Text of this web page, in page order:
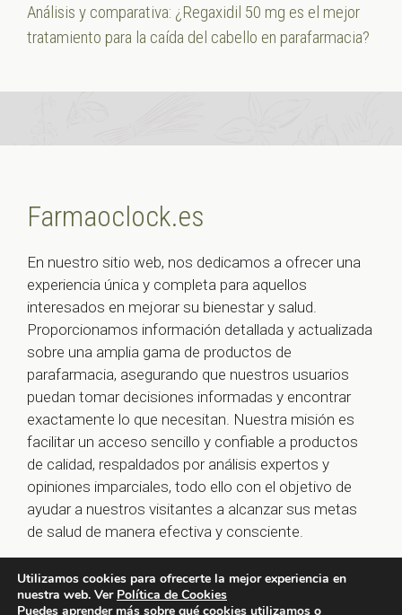
Análisis y comparativa: ¿Regaxidil 50 mg es el mejor
tratamiento para la caída del cabello en parafarmacia?
Farmaoclock.es
En nuestro sitio web, nos dedicamos a ofrecer una
experiencia única y completa para aquellos
interesados en mejorar su bienestar y salud.
Proporcionamos información detallada y actualizada
sobre una amplia gama de productos de
parafarmacia, asegurando que nuestros usuarios
puedan tomar decisiones informadas y encontrar
exactamente lo que necesitan. Nuestra misión es
facilitar un acceso sencillo y confiable a productos
de calidad, respaldados por análisis expertos y
opiniones imparciales, todo ello con el objetivo de
ayudar a nuestros visitantes a alcanzar sus metas
de salud de manera efectiva y consciente.
© 2026 farmaoclock.es -Política de Privacidad y Aviso
Utilizamos cookies para ofrecerte la mejor experiencia en
nuestra web. Ver Política de Cookies
Puedes aprender más sobre qué cookies utilizamos o